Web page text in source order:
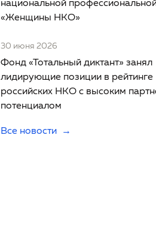
национальной
«Женщины НКО»
30 июня 2026
Фонд «Тотальный диктант» занял
лидирующие позиции в рейтинге
российских НКО с высоким
потенциалом
Все новости